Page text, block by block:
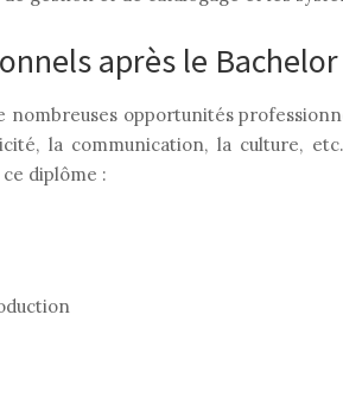
après le
nombreuses opportunités
la communication, la culture,
diplôme :